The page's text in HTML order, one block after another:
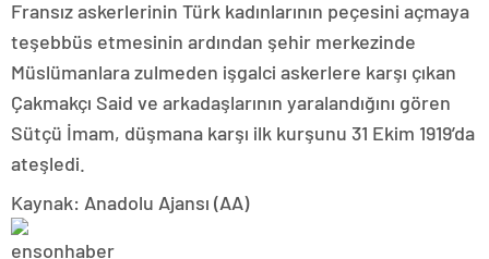
Fransız askerlerinin Türk kadınlarının peçesini açmaya
teşebbüs etmesinin ardından şehir merkezinde
Müslümanlara zulmeden işgalci askerlere karşı çıkan
Çakmakçı Said ve arkadaşlarının yaralandığını gören
Sütçü İmam, düşmana karşı ilk kurşunu 31 Ekim 1919’da
ateşledi.
Kaynak: Anadolu Ajansı (AA)